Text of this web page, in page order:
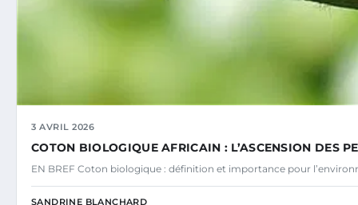
3 AVRIL 2026
COTON BIOLOGIQUE AFRICAIN : L’ASCENSION DES
EN BREF Coton biologique : définition et importance pour
SANDRINE BLANCHARD